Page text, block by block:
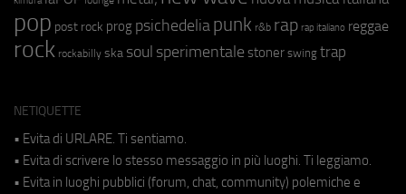
pop post rock prog psichedeliapunk r&b rap rap italiano reggae
rock rockabilly ska soul sperimentale stoner swing trap
NETIQUETTE
• Evita di URLARE. Ti sentiamo.
• Evita di scrivere lo stesso messaggio in più luoghi. Ti leggiamo.
• Evita in luoghi pubblici (forum, chat, community) polemiche e